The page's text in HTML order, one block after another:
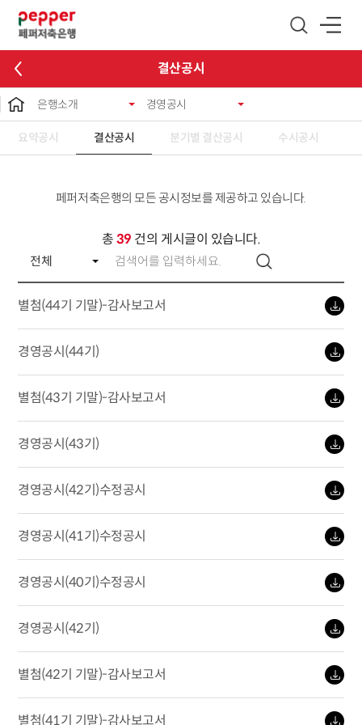
결산공시
은행소개 경영공시
요약공시 결산공시 분기별 결산공시 수시공시
페퍼저축은행의 모든 공시정보를 제공하고 있습니다.
총39 건의 게시글이 있습니다.
별첨(44기 기말)-감사보고서
경영공시(44기)
별첨(43기 기말)-감사보고서
경영공시(43기)
경영공시(42기)수정공시
경영공시(41기)수정공시
경영공시(40기)수정공시
경영공시(42기)
별첨(42기 기말)-감사보고서
별첨(41기 기말)-감사보고서